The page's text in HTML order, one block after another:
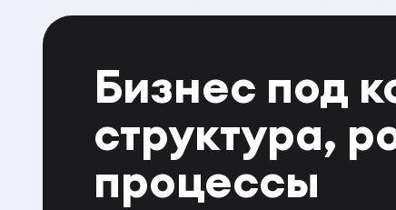
Бизнес под
структура,
процессы